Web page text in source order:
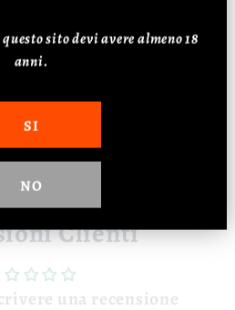
Fiano
Clienti
una recensione
sito devi avere almeno 18
anni.
SI
NO